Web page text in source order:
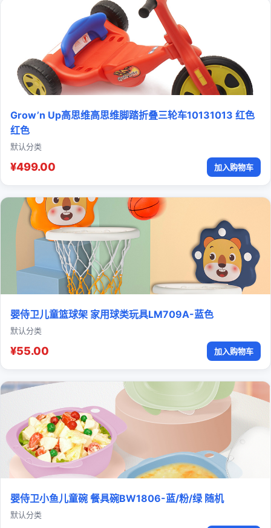
Grow’n Up高思维高思维脚踏折叠三轮车10131013 红色
红色
默认分类
¥499.00 加入购物车
婴侍卫儿童篮球架 家用球类玩具LM709A-蓝色
默认分类
¥55.00 加入购物车
婴侍卫小鱼儿童碗 餐具碗BW1806-蓝/粉/绿 随机
默认分类